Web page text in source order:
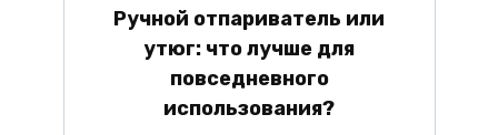
Ручной отпариватель или
утюг: что лучше для
повседневного
использования?